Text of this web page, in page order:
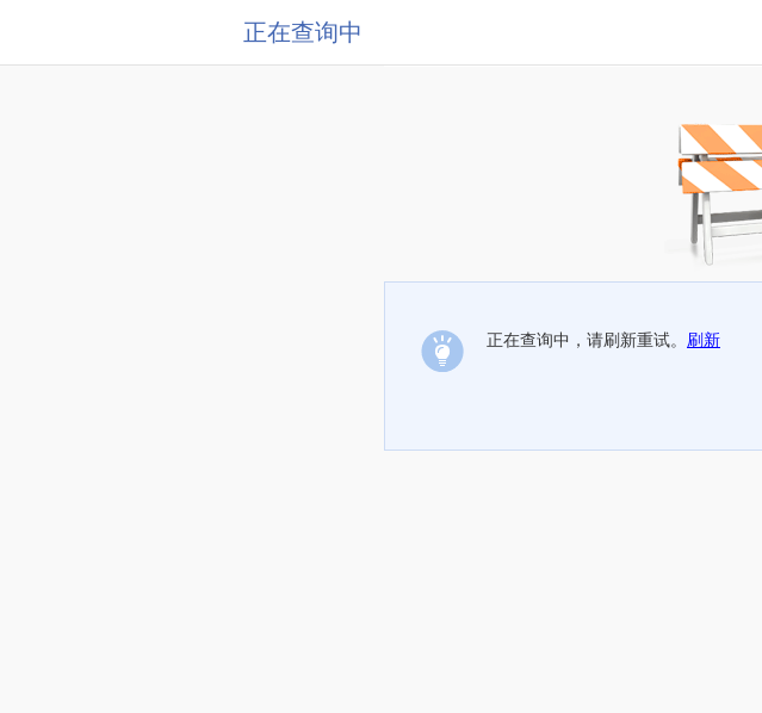
正在查询中
正在查询中，请刷新重试。 刷新